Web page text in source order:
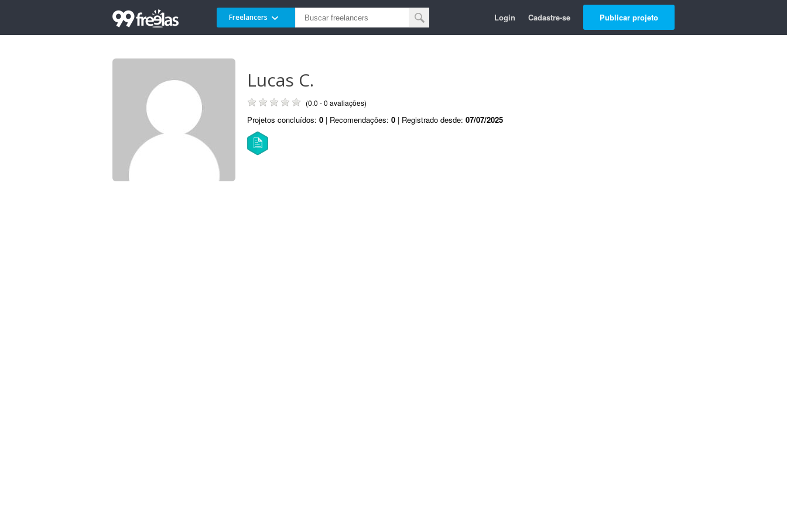
Freelancers Login Cadastre-se Publicar projeto
Lucas C.
(0.0 - 0 avaliações)
Projetos concluídos: 0 | Recomendações: 0 | Registrado desde: 07/07/2025